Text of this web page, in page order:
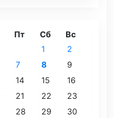
Пт Сб
Вс
1
2
7 8
9
14 15
16
21 22
23
28 29 30